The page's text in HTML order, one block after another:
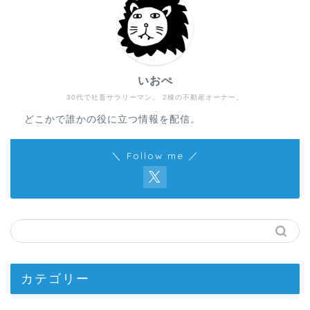
30代で社畜サラリーマン。 2棟の不動産オーナー。
いおぺ
どこかで誰かの役に立つ情報を配信。
＼ Follow me ／
カテゴリー